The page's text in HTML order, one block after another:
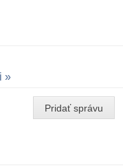
Pridať správu